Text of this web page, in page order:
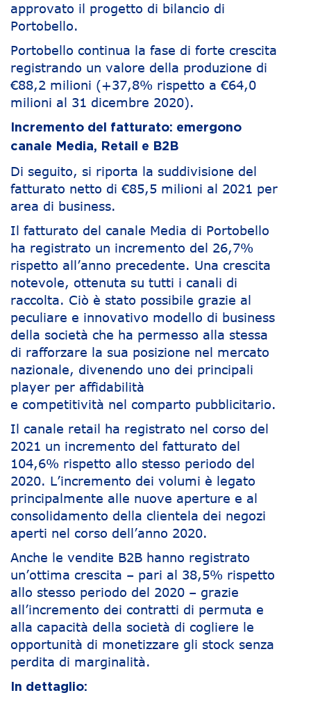
approvato il progetto di bilancio di
Portobello.
Portobello continua la fase di forte crescita
registrando un valore della produzione di
€88,2 milioni (+37,8% rispetto a €64,0
milioni al 31 dicembre 2020).
Incremento del fatturato: emergono
canale Media, Retail e B2B
Di seguito, si riporta la suddivisione del
fatturato netto di €85,5 milioni al 2021 per
area di business.
Il fatturato del canale Media di Portobello
ha registrato un incremento del 26,7%
rispetto all’anno precedente. Una crescita
notevole, ottenuta su tutti i canali di
raccolta. Ciò è stato possibile grazie al
peculiare e innovativo modello di business
della società che ha permesso alla stessa
di rafforzare la sua posizione nel mercato
nazionale, divenendo uno dei principali
player per affidabilità
e competitività nel comparto pubblicitario.
Il canale retail ha registrato nel corso del
2021 un incremento del fatturato del
104,6% rispetto allo stesso periodo del
2020. L’incremento dei volumi è legato
principalmente alle nuove aperture e al
consolidamento della clientela dei negozi
aperti nel corso dell’anno 2020.
Anche le vendite B2B hanno registrato
un’ottima crescita – pari al 38,5% rispetto
allo stesso periodo del 2020 – grazie
all’incremento dei contratti di permuta e
alla capacità della società di cogliere le
opportunità di monetizzare gli stock senza
perdita di marginalità.
In dettaglio: